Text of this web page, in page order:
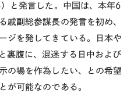
と発言した。中国は、本年6
戚副総参謀長の発言を初め、
ジを発してきている。日本や
裏腹に、混迷する日中および
の場を作為したい、との希望
が可能なのである。